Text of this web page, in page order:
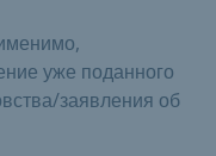
уже поданного
заявления об